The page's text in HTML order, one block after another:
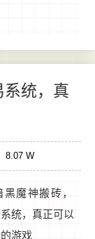
统，真
8.07 W